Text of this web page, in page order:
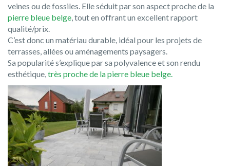
veines ou de fossiles. Elle séduit par son aspect proche de la
pierre bleue belge, tout en offrant un excellent rapport
qualité/prix.
C’est donc un matériau durable, idéal pour les projets de
terrasses, allées ou aménagements paysagers.
Sa popularité s’explique par sa polyvalence et son rendu
esthétique,très proche de la pierre bleue belge.